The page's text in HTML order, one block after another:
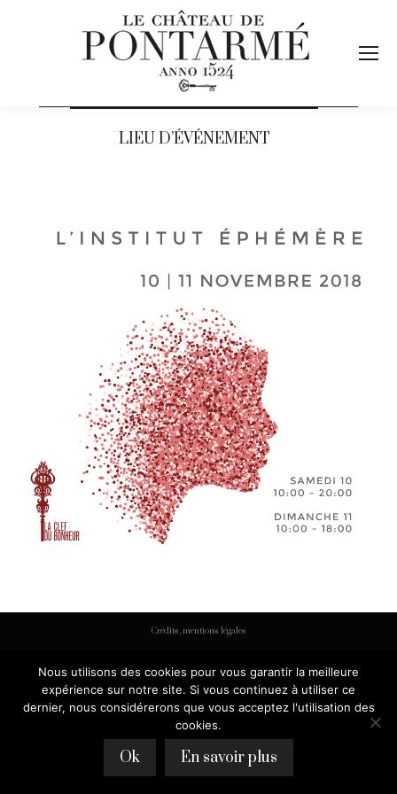
LIEU D’ÉVÉNEMENT
Crédits, mentions légales
Nous utilisons des cookies pour vous garantir la meilleure
expérience sur notre site. Si vous continuez à utiliser ce
dernier, nous considérerons que vous acceptez l'utilisation des
cookies.
Ok En savoir plus